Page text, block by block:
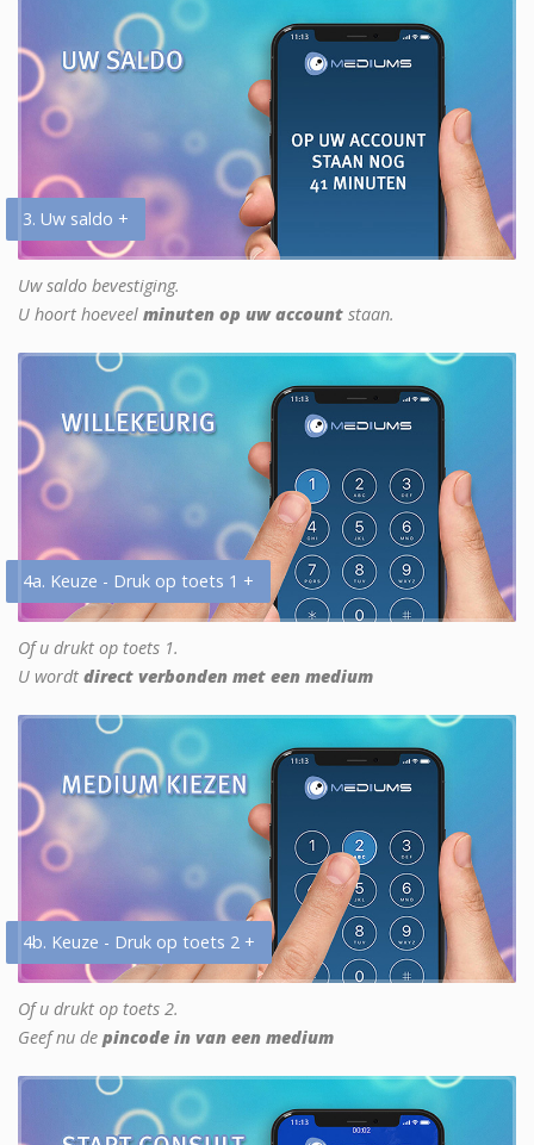
3. Uw saldo +
Uw saldo bevestiging.
U hoort hoeveel minuten op uw account staan.
4a. Keuze - Druk op toets 1 +
Of u drukt op toets 1.
U wordt direct verbonden met een medium
4b. Keuze - Druk op toets 2 +
Of u drukt op toets 2.
Geef nu de pincode in van een medium